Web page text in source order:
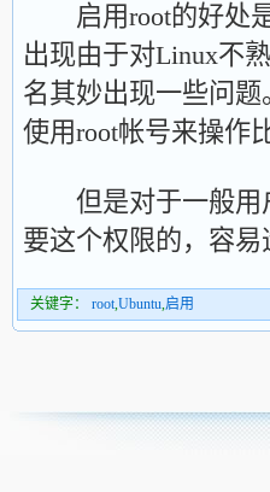
启用root的好处是
出现由于对Linux不
名其妙出现一些问
使用root帐号来操作
但是对于一般用
要这个权限的，容
关键字： root,Ubuntu,启用